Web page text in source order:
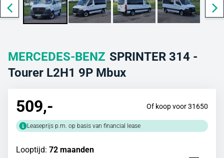
MERCEDES-BENZ SPRINTER 314 -
Tourer L2H1 9P Mbux
509,- Of koop voor 31650
Leaseprijs p.m. op basis van financial lease
Looptijd: 72 maanden